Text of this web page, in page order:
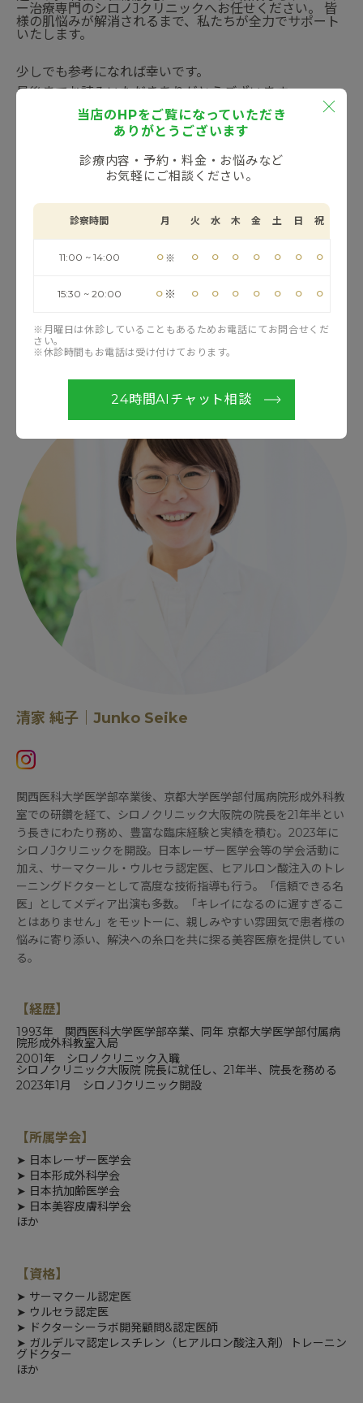
ー治療専門のシロノJクリニックへお任せください。 皆
様の肌悩みが解消されるまで、私たちが全力でサポート
いたします。
少しでも参考になれば幸いです。
最後までお読みいただきありがとうございます。
シロノJクリニック』
ルトンプラザウエスト 4F
0800-222-1112
監修者
清家 純子｜Junko Seike
関西医科大学医学部卒業後、京都大学医学部付属病院形成外科教
室での研鑽を経て、シロノクリニック大阪院の院長を21年半とい
う長きにわたり務め、豊富な臨床経験と実績を積む。2023年に
シロノJクリニックを開設。日本レーザー医学会等の学会活動に
加え、サーマクール・ウルセラ認定医、ヒアルロン酸注入のトレ
ーニングドクターとして高度な技術指導も行う。「信頼できる名
医」としてメディア出演も多数。「キレイになるのに遅すぎるこ
とはありません」をモットーに、親しみやすい雰囲気で患者様の
悩みに寄り添い、解決への糸口を共に探る美容医療を提供してい
る。
【経歴】
1993年 関西医科大学医学部卒業、同年 京都大学医学部付属病
院形成外科教室入局
2001年 シロノクリニック入職
シロノクリニック大阪院 院長に就任し、21年半、院長を務める
2023年1月
シロノJクリニック開設
【所属学会】
➤ 日本レーザー医学会
➤ 日本形成外科学会
➤ 日本抗加齢医学会
➤ 日本美容皮膚科学会
ほか
【資格】
➤ サーマクール認定医
➤ ウルセラ認定医
➤ ドクターシーラボ開発顧問&認定医師
➤ ガルデルマ認定レスチレン（ヒアルロン酸注入剤）トレーニン
グドクター
ほか
当店のHPをご覧になっていただき
ありがとうございます
診療内容・予約・料金・お悩みなど
お気軽にご相談ください。
診察時間 月 火 水 木 金 土 日 祝
11:00 ~ 14:00 ⚪︎ ※ ⚪︎ ⚪︎ ⚪︎ ⚪︎ ⚪︎ ⚪︎ ⚪︎
15:30 ~ 20:00 ⚪︎ ※ ⚪︎ ⚪︎ ⚪︎ ⚪︎ ⚪︎ ⚪︎ ⚪︎
※月曜日は休診していることもあるためお電話にてお問合せくだ
さい。
※休診時間もお電話は受け付けております。
24時間AIチャット相談